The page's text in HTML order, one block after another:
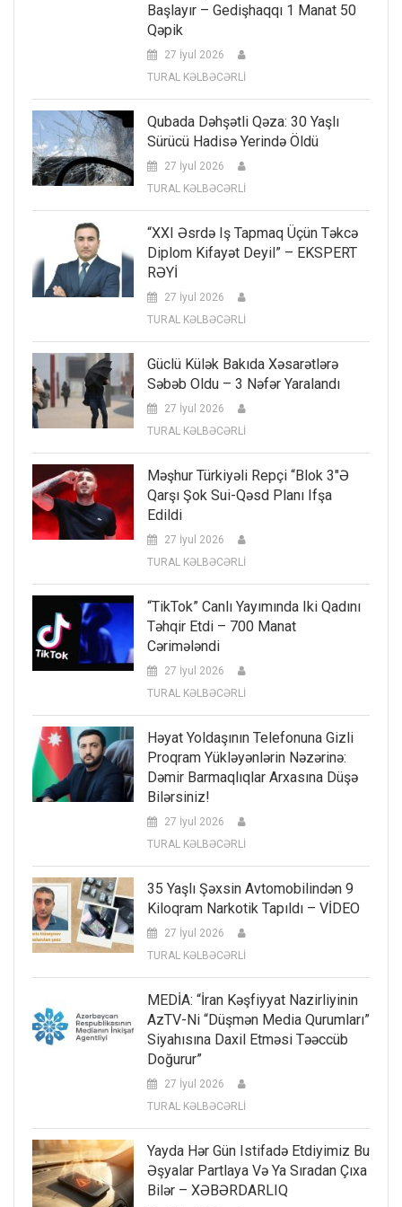
Başlayır – Gedişhaqqı 1 Manat 50
Qəpik
27 İyul 2026
TURAL KƏLBƏCƏRLİ
Qubada Dəhşətli Qəza: 30 Yaşlı
Sürücü Hadisə Yerində Öldü
27 İyul 2026
TURAL KƏLBƏCƏRLİ
“XXI Əsrdə Iş Tapmaq Üçün Təkcə
Diplom Kifayət Deyil” – EKSPERT
RƏYİ
27 İyul 2026
TURAL KƏLBƏCƏRLİ
Güclü Külək Bakıda Xəsarətlərə
Səbəb Oldu – 3 Nəfər Yaralandı
27 İyul 2026
TURAL KƏLBƏCƏRLİ
Məşhur Türkiyəli Repçi “Blok 3″ə
Qarşı Şok Sui-Qəsd Planı Ifşa
Edildi
27 İyul 2026
TURAL KƏLBƏCƏRLİ
“TikTok” Canlı Yayımında Iki Qadını
Təhqir Etdi – 700 Manat
Cərimələndi
27 İyul 2026
TURAL KƏLBƏCƏRLİ
Həyat Yoldaşının Telefonuna Gizli
Proqram Yükləyənlərin Nəzərinə:
Dəmir Barmaqlıqlar Arxasına Düşə
Bilərsiniz!
27 İyul 2026
TURAL KƏLBƏCƏRLİ
35 Yaşlı Şəxsin Avtomobilindən 9
Kiloqram Narkotik Tapıldı – VİDEO
27 İyul 2026
TURAL KƏLBƏCƏRLİ
MEDİA: “İran Kəşfiyyat Nazirliyinin
AzTV-Ni “düşmən Media Qurumları”
Siyahısına Daxil Etməsi Təəccüb
Doğurur”
27 İyul 2026
TURAL KƏLBƏCƏRLİ
Yayda Hər Gün Istifadə Etdiyimiz Bu
Əşyalar Partlaya Və Ya Sıradan Çıxa
Bilər – XƏBƏRDARLIQ